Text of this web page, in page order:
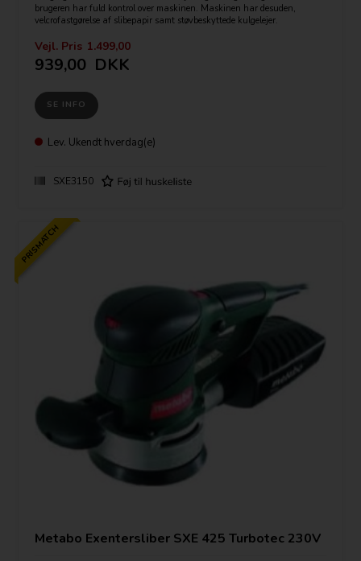
brugeren har fuld kontrol over maskinen. Maskinen har desuden,
velcrofastgørelse af slibepapir samt støvbeskyttede kulgelejer.
til materialet, du arbjeder på.
Tekniske data:
Effekt: 310Watt
Vægt: 1,6 kg.
Vejl. Pris 1.499,00
939,00 DKK
SE INFO
Lev. Ukendt hverdag(e)
SXE3150
PRISMATCH
Metabo Exentersliber SXE 425 Turbotec 230V